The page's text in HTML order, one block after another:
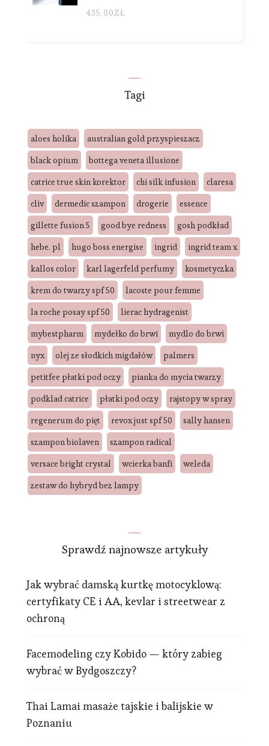
435.00ZŁ
Tagi
aloes holika
australian gold przyspieszacz
black opium
bottega veneta illusione
catrice true skin korektor
chi silk infusion
claresa
cliv
dermedic szampon drogerie
essence
gillette fusion 5
good bye redness
gosh podkład
hebe. pl
hugo boss energise ingrid
ingrid team x
kallos color
karl lagerfeld perfumy
kosmetyczka
krem do twarzy spf 50
lacoste pour femme
la roche posay spf 50
lierac hydragenist
mybestpharm
mydełko do brwi
mydlo do brwi
nyx
olej ze słodkich migdałów
palmers
petitfee płatki pod oczy
pianka do mycia twarzy
podklad catrice
płatki pod oczy
rajstopy w spray
regenerum do pięt
revox just spf 50
sally hansen
szampon biolaven
szampon radical
versace bright crystal
wcierka banfi
weleda
zestaw do hybryd bez lampy
Sprawdź najnowsze artykuły
Jak wybrać damską kurtkę motocyklową:
certyfikaty CE i AA, kevlar i streetwear z
ochroną
Facemodeling czy Kobido — który zabieg
wybrać w Bydgoszczy?
Thai Lamai masaże tajskie i balijskie w
Poznaniu